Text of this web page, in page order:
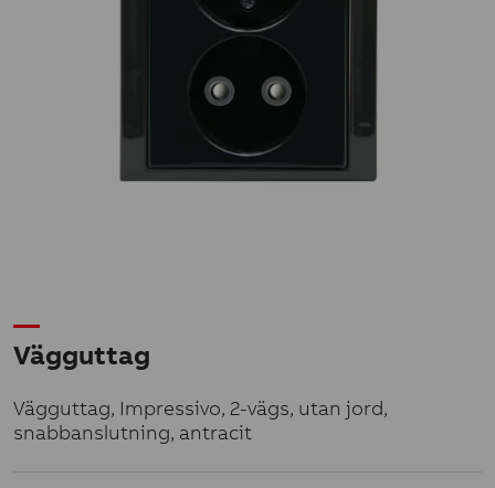
Vägguttag
Vägguttag, Impressivo, 2-vägs, utan jord,
snabbanslutning, antracit